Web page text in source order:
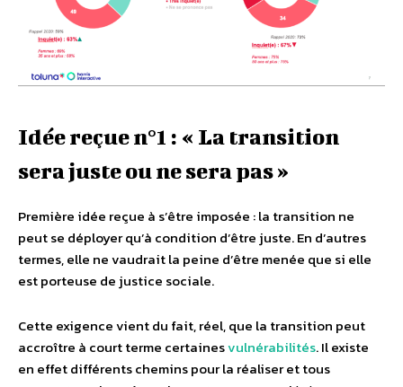
Idée reçue n°1 : « La transition
sera juste ou ne sera pas »
Première idée reçue à s’être imposée : la transition ne
peut se déployer qu’à condition d’être juste. En d’autres
termes, elle ne vaudrait la peine d’être menée que si elle
est porteuse de justice sociale.
Cette exigence vient du fait, réel, que la transition peut
accroître à court terme certainesvulnérabilités. Il existe
en effet différents chemins pour la réaliser et tous